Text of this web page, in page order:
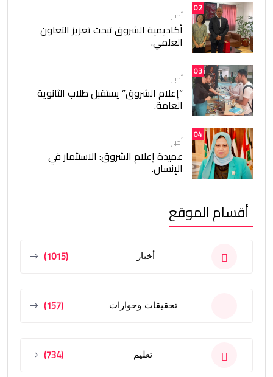
02
أخبار
أكاديمية الشروق تبحث تعزيز التعاون
العلمي.
03
أخبار
“إعلام الشروق” يستقبل طلاب الثانوية
العامة.
04
أخبار
عميدة إعلام الشروق: الاستثمار في
الإنسان.
أقسام الموقع
أخبار (1015)
تحقيقات وحوارات (157)
تعليم (734)